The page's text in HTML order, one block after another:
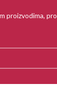
proizvodima,